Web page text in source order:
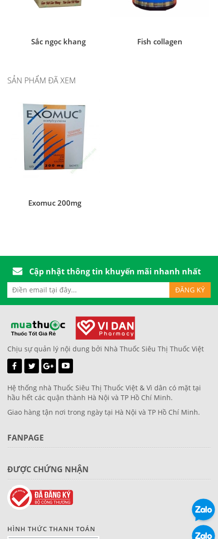
Sắc ngọc khang Fish collagen
SẢN PHẨM ĐÃ XEM
Exomuc 200mg
Cập nhật thông tin khuyến mãi nhanh nhất
Chịu sự quản lý nội dung bởi Nhà Thuốc Siêu Thị Thuốc Việt
Hệ thống nhà Thuốc Siêu Thị Thuốc Việt & Vì dân có mặt tại
hầu hết các quận thành Hà Nội và TP Hồ Chí Minh.
Giao hàng tận nơi trong ngày tại Hà Nội và TP Hồ Chí Minh.
FANPAGE
ĐƯỢC CHỨNG NHẬN
HÌNH THỨC THANH TOÁN